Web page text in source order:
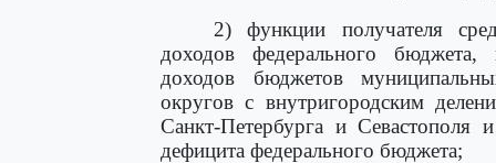
2) функции получателя
доходов федерального бюджета,
доходов бюджетов
округов с внутригородским
Санкт-Петербурга и Севастополя
дефицита федерального бюджета;